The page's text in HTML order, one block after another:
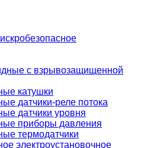
с взрывозащищенной
катушки
датчики-реле потока
датчики уровня
приборы давления
термодатчики
электроустановочное